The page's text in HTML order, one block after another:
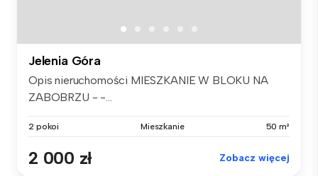
Jelenia Góra
Opis nieruchomości MIESZKANIE W BLOKU NA
ZABOBRZU - -...
2 pokoi Mieszkanie 50 m²
2 000 zł Zobacz więcej